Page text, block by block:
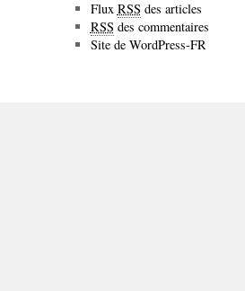
Flux RSS des articles
RSS des commentaires
Site de WordPress-FR